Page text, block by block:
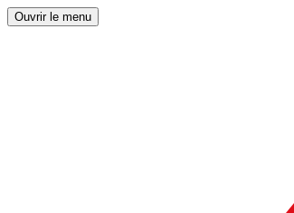
Ouvrir le menu